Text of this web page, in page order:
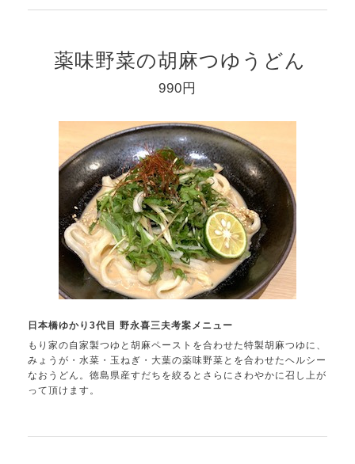
薬味野菜の胡麻つゆうどん
990円
日本橋ゆかり3代目 野永喜三夫考案メニュー
もり家の自家製つゆと胡麻ペーストを合わせた特製胡麻つゆに、
みょうが・水菜・玉ねぎ・大葉の薬味野菜とを合わせたヘルシー
なおうどん。徳島県産すだちを絞るとさらにさわやかに召し上が
って頂けます。